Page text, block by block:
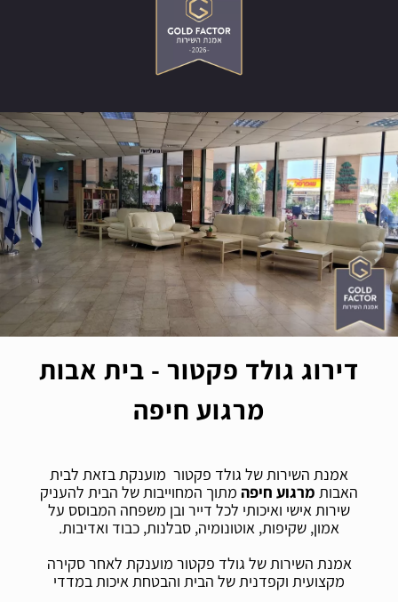
דירוג גולד פקטור - בית אבות
מרגוע חיפה
אמנת השירות של גולד פקטור מוענקת בזאת לבית
האבות מרגוע חיפה מתוך המחוייבות של הבית להעניק
שירות אישי ואיכותי לכל דייר ובן משפחה המבוסס על
אמון, שקיפות, אוטונומיה, סבלנות, כבוד ואדיבות.
אמנת השירות של גולד פקטור מוענקת לאחר סקירה
מקצועית וקפדנית של הבית והבטחת איכות במדדי